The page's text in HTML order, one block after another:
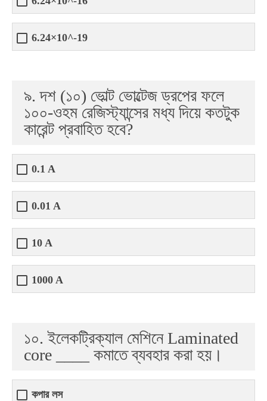
6.24×10^-19
৯. দশ (১০) ভোল্ট ভোল্টেজ ড্রপের ফলে
১০০-ওহম রেজিস্ট্যান্সের মধ্য দিয়ে কতটুক
কারেন্ট প্রবাহিত হবে?
0.1 A
0.01 A
10 A
1000 A
১০. ইলেকট্রিক্যাল মেশিনে Laminated
core ____ কমাতে ব্যবহার করা হয়।
কপার লস